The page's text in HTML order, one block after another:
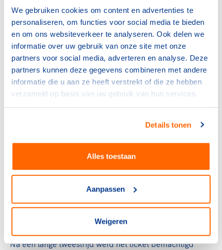
We gebruiken cookies om content en advertenties te
personaliseren, om functies voor social media te bieden
en om ons websiteverkeer te analyseren. Ook delen we
informatie over uw gebruik van onze site met onze
partners voor social media, adverteren en analyse. Deze
partners kunnen deze gegevens combineren met andere
informatie die u aan ze heeft verstrekt of die ze hebben
verzameld op basis van uw gebruik van hun services.
Details tonen
Alles toestaan
Aanpassen
Weigeren
inmiddels 27-jarige Van Rijsselberghe was wederom al
voor aanvang van de laatste race zeker van het goud.
Door ook de medalrace te winnen, voorzag hij zijn
tweede olympische titel van de nodige extra glans.
Het ging hem ogenschijnlijk gemakkelijk af. Maar na
Londen 2012 veranderde er veel in het leven van de
windsurfer van Texel. Hij verhuisde naar Los Angeles,
trouwde en werd vader. Ondertussen bleef Van
veel van huis geweest, de airmiles hebben zich de
veel vreugde opgeleverd. Ik ben als mens absoluut
gegroeid. Ja, je zou kunnen zeggen dat ik in Londen nog
een jongen was en dat ik in Rio als een man heb
Van Rijsselberghe beëindigde zijn carrière nadat hij zich
niet wist te kwalificeren voor de Spelen van Tokyo 2020.
Na een lange tweestrijd werd het ticket bemachtigd